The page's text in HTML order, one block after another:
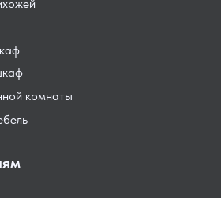
комнаты